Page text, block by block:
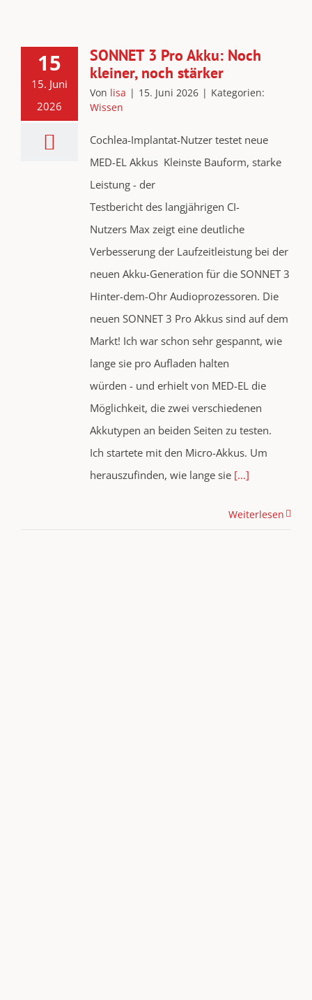
15
15. Juni
2026
SONNET 3 Pro Akku: Noch
kleiner, noch stärker
Von lisa | 15. Juni 2026 | Kategorien:
Wissen
Cochlea-Implantat-Nutzer testet neue
MED-EL Akkus Kleinste Bauform, starke
Leistung - der
Testbericht des langjährigen CI-
Nutzers Max zeigt eine deutliche
Verbesserung der Laufzeitleistung bei der
neuen Akku-Generation für die SONNET 3
Hinter-dem-Ohr Audioprozessoren. Die
neuen SONNET 3 Pro Akkus sind auf dem
Markt! Ich war schon sehr gespannt, wie
lange sie pro Aufladen halten
würden - und erhielt von MED-EL die
Möglichkeit, die zwei verschiedenen
Akkutypen an beiden Seiten zu testen.
Ich startete mit den Micro-Akkus. Um
herauszufinden, wie lange sie[...]
Weiterlesen